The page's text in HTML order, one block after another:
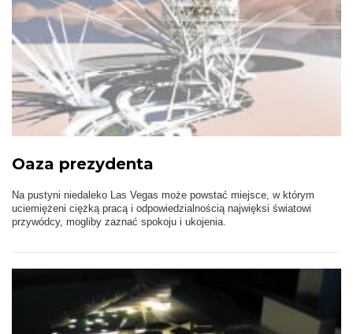
Oaza prezydenta
Na pustyni niedaleko Las Vegas może powstać miejsce, w którym
uciemiężeni ciężką pracą i odpowiedzialnością najwięksi światowi
przywódcy, mogliby zaznać spokoju i ukojenia.